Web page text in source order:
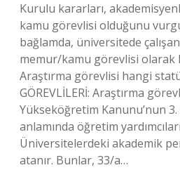
Kurulu kararları,
kamu görevlisi olduğunu
bağlamda, üniversitede
memur/kamu görevlisi olarak
Araştırma görevlisi hangi
GÖREVLİLERİ: Araştırma
Yükseköğretim Kanunu’nun 3.
anlamında öğretim
Üniversitelerdeki akademik
atanır. Bunlar, 33/a…